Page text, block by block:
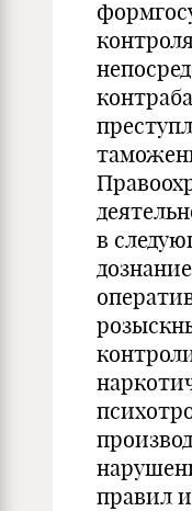
в
правил